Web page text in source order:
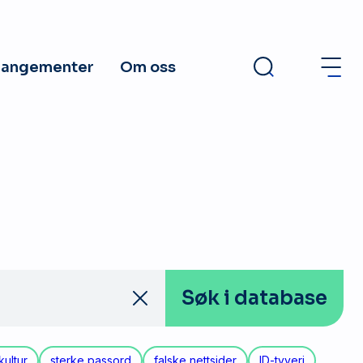
Om oss
Søk i database